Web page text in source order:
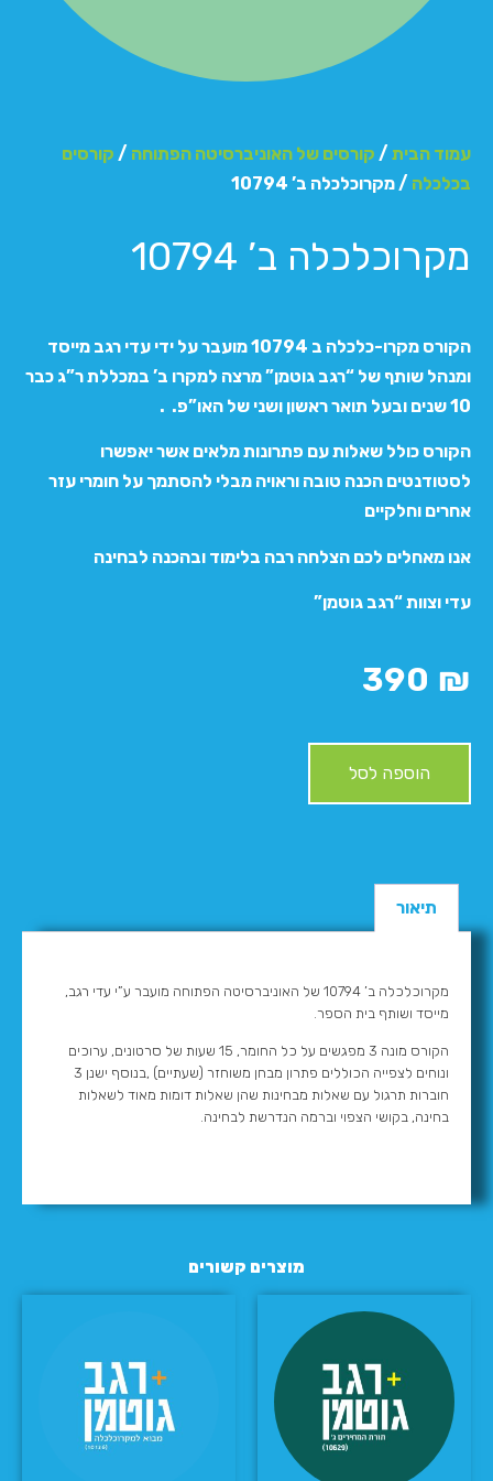
עמוד הבית / קורסים של האוניברסיטה הפתוחה / קורסים
בכלכלה / מקרוכלכלה ב’ 10794
מקרוכלכלה ב’ 10794
הקורס מקרו-כלכלה ב 10794 מועבר על ידי עדי רגב מייסד
ומנהל שותף של “רגב גוטמן” מרצה למקרו ב’ במכללת ר”ג כבר
10 שנים ובעל תואר ראשון ושני של האו”פ. .
הקורס כולל שאלות עם פתרונות מלאים אשר יאפשרו
לסטודנטים הכנה טובה וראויה מבלי להסתמך על חומרי עזר
אחרים וחלקיים
אנו מאחלים לכם הצלחה רבה בלימוד ובהכנה לבחינה
עדי וצוות “רגב גוטמן”
390 ₪
הוספה לסל
מוצרים קשורים
תיאור
מקרוכלכלה ב’ 10794 של האוניברסיטה הפתוחה מועבר ע”י עדי רגב,
מייסד ושותף בית הספר.
הקורס מונה 3 מפגשים על כל החומר, 15 שעות של סרטונים, ערוכים
ונוחים לצפייה הכוללים פתרון מבחן משוחזר (שעתיים) ,בנוסף ישנן 3
חוברות תרגול עם שאלות מבחינות שהן שאלות דומות מאוד לשאלות
בחינה, בקושי הצפוי וברמה הנדרשת לבחינה.